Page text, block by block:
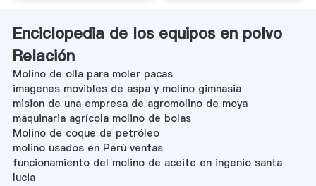
Enciclopedia de los equipos en polvo
Relación
Molino de olla para moler pacas
imagenes movibles de aspa y molino gimnasia
mision de una empresa de agromolino de moya
maquinaria agrícola molino de bolas
Molino de coque de petróleo
molino usados en Perú ventas
funcionamiento del molino de aceite en ingenio santa
lucia